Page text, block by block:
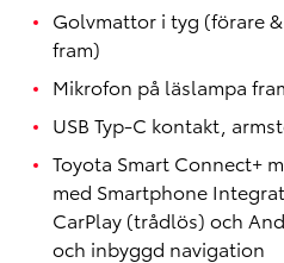
Golvmattor i tyg (förare
fram)
Mikrofon på läslampa
USB Typ-C kontakt,
Toyota Smart Connect+
med Smartphone
CarPlay (trådlös) och
och inbyggd navigation